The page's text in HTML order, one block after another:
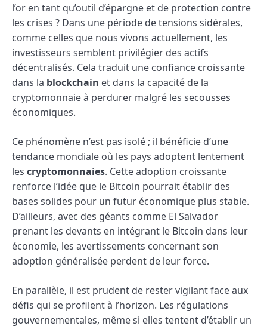
l’or en tant qu’outil d’épargne et de protection contre
les crises ? Dans une période de tensions sidérales,
comme celles que nous vivons actuellement, les
investisseurs semblent privilégier des actifs
décentralisés. Cela traduit une confiance croissante
dans la blockchain et dans la capacité de la
cryptomonnaie à perdurer malgré les secousses
économiques.
Ce phénomène n’est pas isolé ; il bénéficie d’une
tendance mondiale où les pays adoptent lentement
les cryptomonnaies. Cette adoption croissante
renforce l’idée que le Bitcoin pourrait établir des
bases solides pour un futur économique plus stable.
D’ailleurs, avec des géants comme El Salvador
prenant les devants en intégrant le Bitcoin dans leur
économie, les avertissements concernant son
adoption généralisée perdent de leur force.
En parallèle, il est prudent de rester vigilant face aux
défis qui se profilent à l’horizon. Les régulations
gouvernementales, même si elles tentent d’établir un